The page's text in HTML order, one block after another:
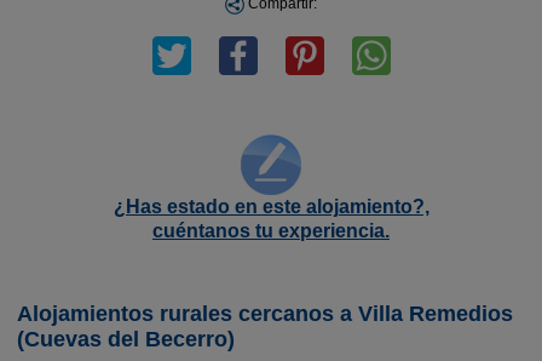
Compartir:
¿Has estado en este alojamiento?,
cuéntanos tu experiencia.
Alojamientos rurales cercanos a Villa Remedios
(Cuevas del Becerro)